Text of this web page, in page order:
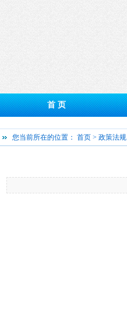
首 页
您当前所在的位置： 首页 > 政策法规